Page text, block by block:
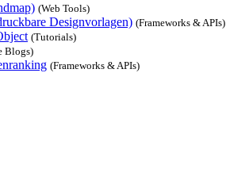
(Web Tools)
Designvorlagen) (Frameworks & APIs)
(Tutorials)
Blogs)
(Frameworks & APIs)